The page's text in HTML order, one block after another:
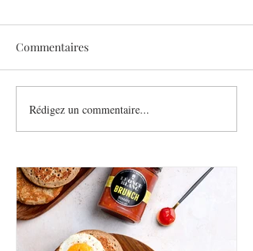
Commentaires
Rédigez un commentaire...